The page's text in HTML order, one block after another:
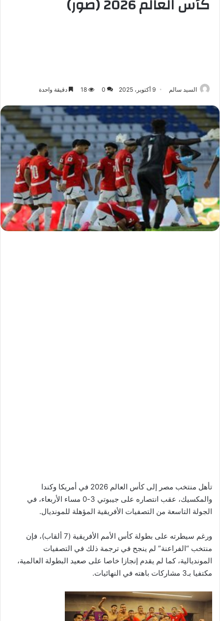
كأس العالم 2026 (صور)
السيد سالم 9 أكتوبر، 2025 0
18 دقيقة واحدة
تأهل منتخب مصر إلى كأس العالم 2026 في أمريكا وكندا
والمكسيك، عقب انتصاره على جيبوتي 3-0 مساء الأربعاء، في
الجولة التاسعة من التصفيات الأفريقية المؤهلة للمونديال.
ورغم سيطرته على بطولة كأس الأمم الأفريقية (7 ألقاب)، فإن
منتخب “الفراعنة” لم ينجح في ترجمة ذلك في التصفيات
المونديالية، كما لم يقدم إنجازا خاصا على صعيد البطولة العالمية،
مكتفيا بـ3 مشاركات باهته في النهائيات.